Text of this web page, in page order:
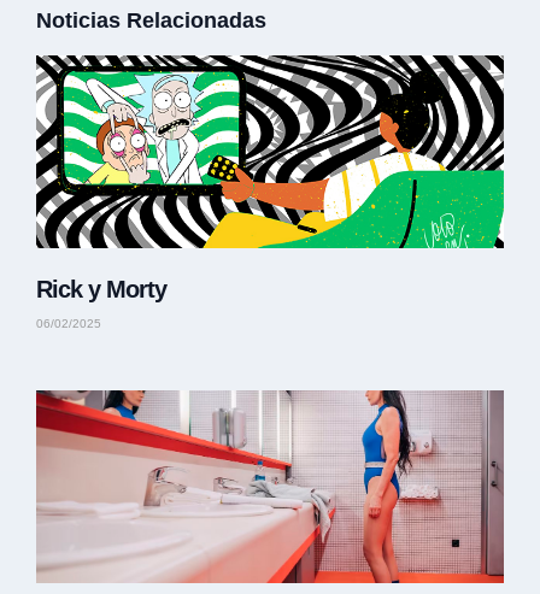
Noticias Relacionadas
Rick y Morty
06/02/2025